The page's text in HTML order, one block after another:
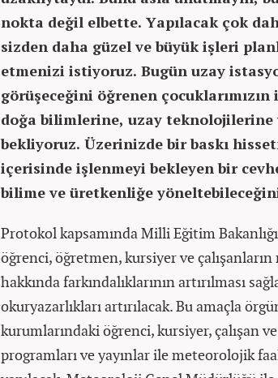
nokta değil elbette. Yapılacak çok
sizden daha güzel ve büyük işleri
etmenizi istiyoruz. Bugün uzay
görüşeceğini öğrenen
doğa bilimlerine, uzay
bekliyoruz. Üzerinizde bir baskı
içerisinde işlenmeyi bekleyen bir
bilime ve üretkenliğe
Protokol kapsamında Milli Eğitim
öğrenci, öğretmen, kursiyer ve
hakkında farkındalıklarının artırılması
okuryazarlıkları artırılacak. Bu amaçla
kurumlarındaki öğrenci, kursiyer, çalışan
programları ve yayınlar ile meteorolojik